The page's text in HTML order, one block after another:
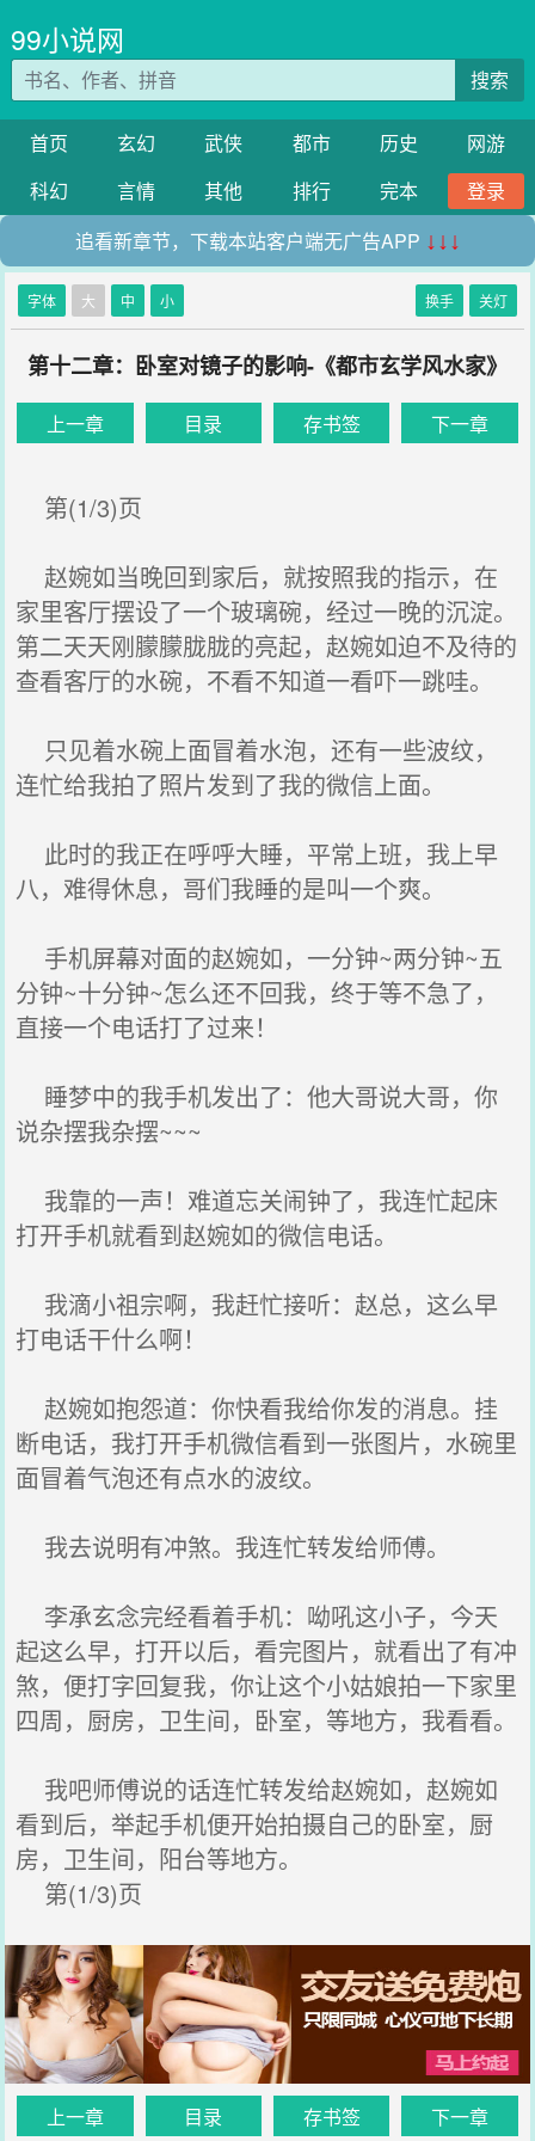
99小说网
搜索
首页 玄幻 武侠 都市 历史
网游
科幻
言情 其他 排行 完本
登录
追看新章节，下载本站客户端无广告APP ↓↓↓
字体 大 中 小 换手 关灯
第十二章：卧室对镜子的影响-《都市玄学风水家》
上一章 目录 存书签 下一章
第(1/3)页
赵婉如当晚回到家后，就按照我的指示，在
家里客厅摆设了一个玻璃碗，经过一晚的沉淀。
第二天天刚朦朦胧胧的亮起，赵婉如迫不及待的
查看客厅的水碗，不看不知道一看吓一跳哇。
只见着水碗上面冒着水泡，还有一些波纹，
连忙给我拍了照片发到了我的微信上面。
此时的我正在呼呼大睡，平常上班，我上早
八，难得休息，哥们我睡的是叫一个爽。
手机屏幕对面的赵婉如，一分钟~两分钟~五
分钟~十分钟~怎么还不回我，终于等不急了，
直接一个电话打了过来！
睡梦中的我手机发出了：他大哥说大哥，你
说杂摆我杂摆~~~
我靠的一声！难道忘关闹钟了，我连忙起床
打开手机就看到赵婉如的微信电话。
我滴小祖宗啊，我赶忙接听：赵总，这么早
打电话干什么啊！
赵婉如抱怨道：你快看我给你发的消息。挂
断电话，我打开手机微信看到一张图片，水碗里
面冒着气泡还有点水的波纹。
我去说明有冲煞。我连忙转发给师傅。
李承玄念完经看着手机：呦吼这小子，今天
起这么早，打开以后，看完图片，就看出了有冲
煞，便打字回复我，你让这个小姑娘拍一下家里
四周，厨房，卫生间，卧室，等地方，我看看。
我吧师傅说的话连忙转发给赵婉如，赵婉如
看到后，举起手机便开始拍摄自己的卧室，厨
房，卫生间，阳台等地方。
第(1/3)页
上一章 目录 存书签 下一章